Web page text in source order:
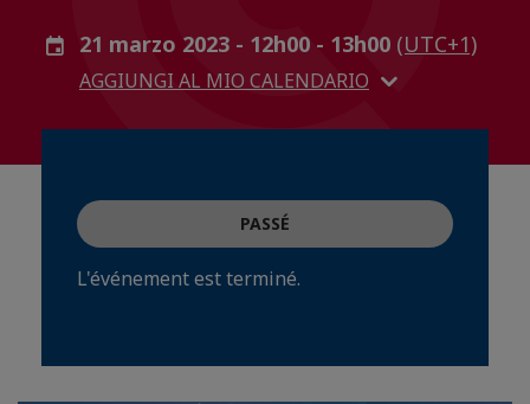
21 marzo 2023 - 12h00 - 13h00 (UTC+1)
AGGIUNGI AL MIO CALENDARIO
PASSÉ
L'événement est terminé.